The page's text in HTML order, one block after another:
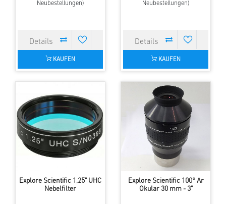
Neubestellungen)
KAUFEN
Neubestellungen)
KAUFEN
Explore Scientific 1,25" UHC
Nebelfilter
Explore Scientific 100° Ar
Okular 30 mm - 3"